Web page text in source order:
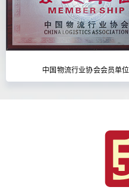
中国物流行业协会会员单位